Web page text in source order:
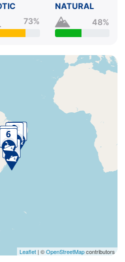
73%
NATURAL
48%
Leaflet | ©OpenStreetMapcontributors